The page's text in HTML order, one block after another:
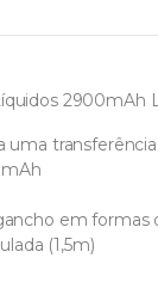
2900mAh
uma
em formas
(1,5m)